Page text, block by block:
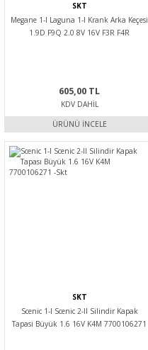
SKT
Megane 1-I Laguna 1-I Krank Arka Keçesi
1.9D F9Q 2.0 8V 16V F3R F4R
605,00 TL
KDV DAHIL
ÜRÜNÜ İNCELE
SKT
Scenic 1-I Scenic 2-II Silindir Kapak
Tapası Büyük 1.6 16V K4M 7700106271